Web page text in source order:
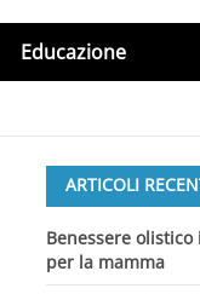
Educazione
ARTICOLI
Benessere
per la mamma